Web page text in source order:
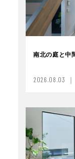
南北の庭と中
2026.08.03 ｜